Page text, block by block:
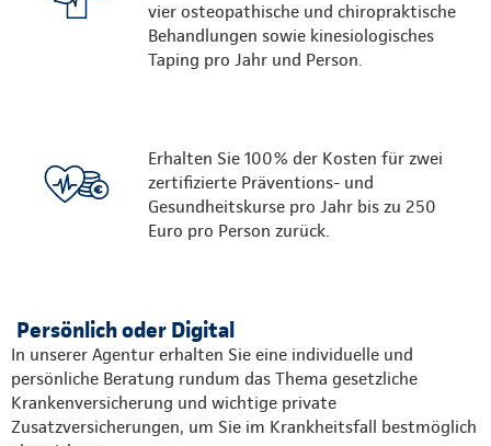
vier osteopathische und chiropraktische
Behandlungen sowie kinesiologisches
Taping pro Jahr und Person.
Erhalten Sie 100% der Kosten für zwei
zertifizierte Präventions- und
Gesundheitskurse pro Jahr bis zu 250
Euro pro Person zurück.
Persönlich oder Digital
In unserer Agentur erhalten Sie eine individuelle und
persönliche Beratung rundum das Thema gesetzliche
Krankenversicherung und wichtige private
Zusatzversicherungen, um Sie im Krankheitsfall bestmöglich